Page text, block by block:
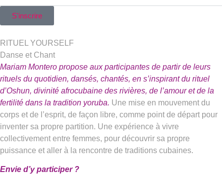
S'inscrire
RITUEL YOURSELF
Danse et Chant
Mariam Montero propose aux participantes de partir de leurs
rituels du quotidien, dansés, chantés, en s’inspirant du rituel
d’Oshun, divinité afrocubaine des rivières, de l’amour et de la
fertilité dans la tradition yoruba. Une mise en mouvement du
corps et de l’esprit, de façon libre, comme point de départ pour
inventer sa propre partition. Une expérience à vivre
collectivement entre femmes, pour découvrir sa propre
puissance et aller à la rencontre de traditions cubaines.
Envie d’y participer ?